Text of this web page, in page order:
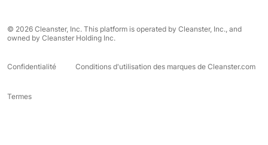
© 2026 Cleanster, Inc. This platform is operated by Cleanster, Inc., and
owned by Cleanster Holding Inc.
Confidentialité Conditions d'utilisation des marques de Cleanster.com
Termes